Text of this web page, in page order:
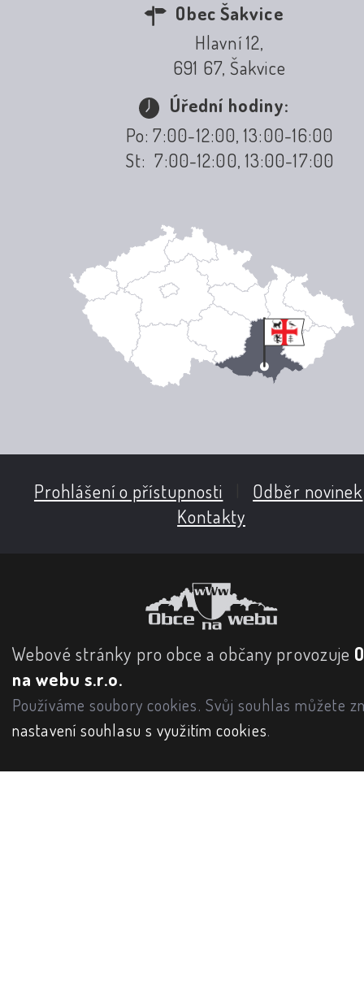
Obec Šakvice
Hlavní 12,
691 67, Šakvice
Úřední hodiny:
Po: 7:00-12:00, 13:00-16:00
St: 7:00-12:00, 13:00-17:00
Prohlášení o přístupnosti Odběr novinek
Kontakty
Webové stránky pro obce a občany provozuje
na webu s.r.o.
Používáme soubory cookies. Svůj souhlas můžete
nastavení souhlasu s využitím cookies.